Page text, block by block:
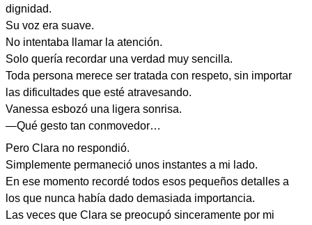
dignidad.
Su voz era suave.
No intentaba llamar la atención.
Solo quería recordar una verdad muy sencilla.
Toda persona merece ser tratada con respeto, sin importar
las dificultades que esté atravesando.
Vanessa esbozó una ligera sonrisa.
—Qué gesto tan conmovedor…
Pero Clara no respondió.
Simplemente permaneció unos instantes a mi lado.
En ese momento recordé todos esos pequeños detalles a
los que nunca había dado demasiada importancia.
Las veces que Clara se preocupó sinceramente por mi